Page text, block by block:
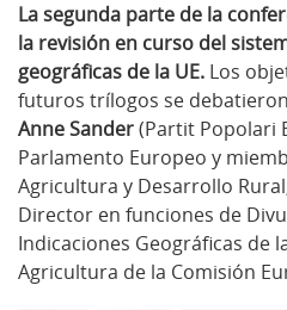
La segunda parte de la
la revisión en curso del
geográficas de la UE. Los
futuros trílogos se
Anne Sander(Partit Popolari
Parlamento Europeo y
Agricultura y Desarrollo
Director en funciones de
Indicaciones Geográficas de
Agricultura de la Comisión